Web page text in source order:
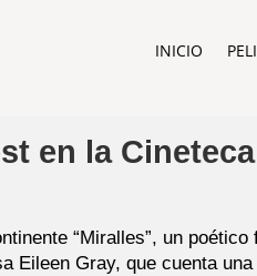
INICIO
en la
“Miralles”, un
Eileen Gray, que cuenta